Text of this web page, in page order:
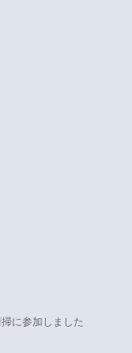
に参加しました